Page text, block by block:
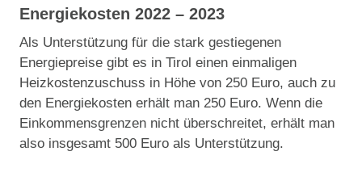
Energiekosten 2022 – 2023
Als Unterstützung für die stark gestiegenen
Energiepreise gibt es in Tirol einen einmaligen
Heizkostenzuschuss in Höhe von 250 Euro, auch zu
den Energiekosten erhält man 250 Euro. Wenn die
Einkommensgrenzen nicht überschreitet, erhält man
also insgesamt 500 Euro als Unterstützung.